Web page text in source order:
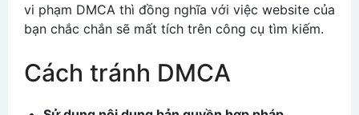
vi phạm DMCA thì đồng nghĩa với việc website của
bạn chắc chắn sẽ mất tích trên công cụ tìm kiếm.
Cách tránh DMCA